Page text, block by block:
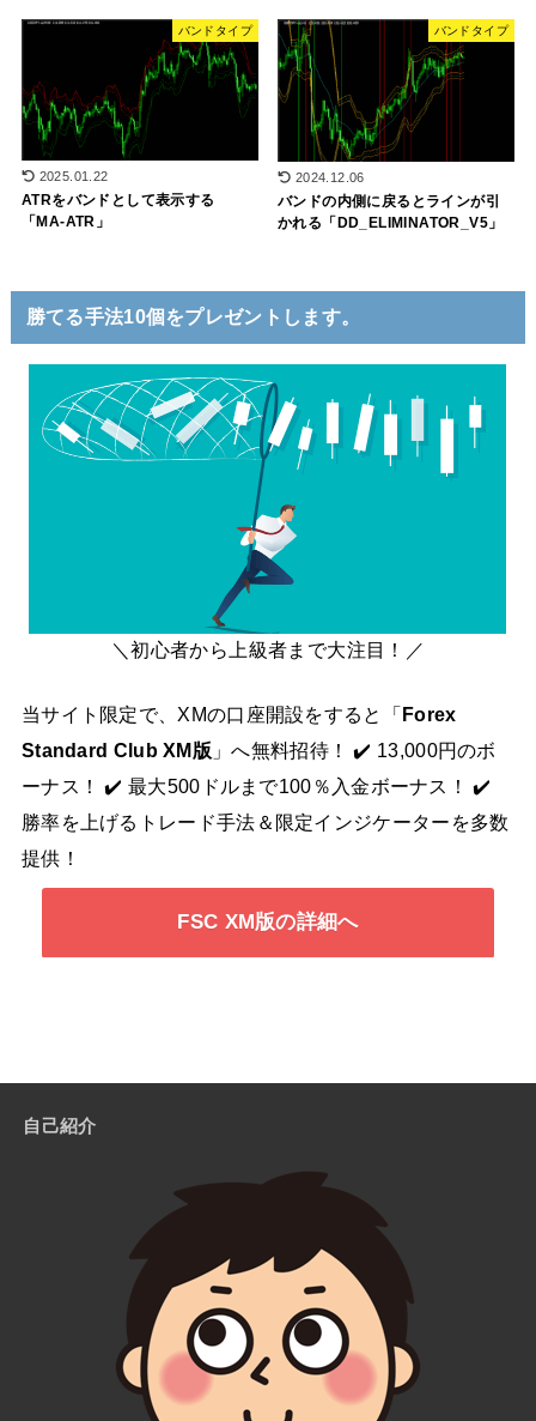
バンドタイプ
2025.01.22
ATRをバンドとして表示する
「MA-ATR」
バンドタイプ
2024.12.06
バンドの内側に戻るとラインが引
かれる「DD_ELIMINATOR_V5」
勝てる手法10個をプレゼントします。
＼初心者から上級者まで大注目！／
当サイト限定で、XMの口座開設をすると「 Forex
Standard Club XM版 」へ無料招待！ ✔️ 13,000円のボ
ーナス！ ✔️ 最大500ドルまで100％入金ボーナス！ ✔️
勝率を上げるトレード手法＆限定インジケーターを多数
提供！
FSC XM版の詳細へ
自己紹介